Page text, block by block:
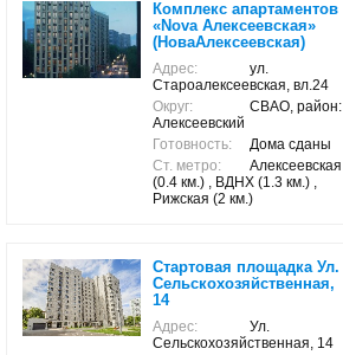
Комплекс апартаментов
«Nova Алексеевская»
(НоваАлексеевская)
Адрес:
ул.
Староалексеевская, вл.24
Округ:
СВАО, район:
Алексеевский
Готовность:
Дома сданы
Ст. метро:
Алексеевская
(0.4 км.) , ВДНХ (1.3 км.) ,
Рижская (2 км.)
Стартовая площадка Ул.
Сельскохозяйственная,
14
Адрес:
Ул.
Сельскохозяйственная, 14